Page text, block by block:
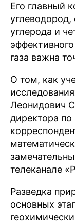
Его главный
углерода и
газа важна
О том, как
Леонидович
директора
телеканале
Разведка
основных